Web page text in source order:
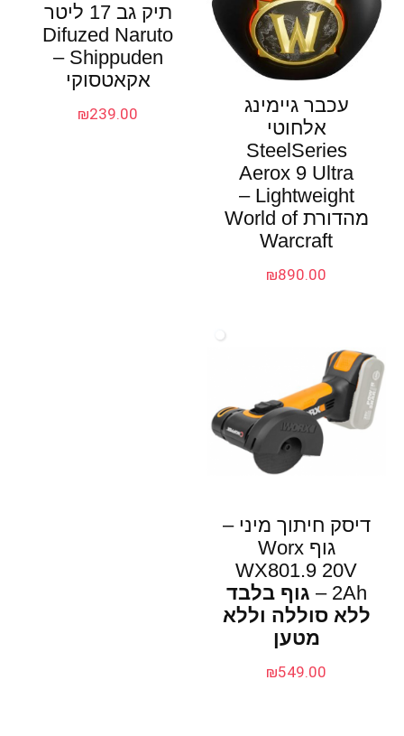
עכבר גיימינג
אלחוטי
SteelSeries
Aerox 9 Ultra
Lightweight –
מהדורת World of
Warcraft
₪890.00
תיק גב 17 ליטר
Difuzed Naruto
Shippuden –
אקאטסוקי
₪239.00
דיסק חיתוך מיני –
גוף Worx
WX801.9 20V
2Ah –
גוף בלבד
ללא סוללה וללא
מטען
₪549.00